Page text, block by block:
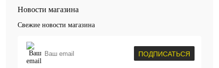
Новости магазина
Свежие новости магазина
ПОДПИСАТЬСЯ